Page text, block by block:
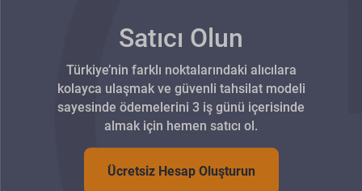
Satıcı Olun
Türkiye’nin farklı noktalarındaki alıcılara
kolayca ulaşmak ve güvenli tahsilat modeli
sayesinde ödemelerini 3 iş günü içerisinde
almak için hemen satıcı ol.
Ücretsiz Hesap Oluşturun